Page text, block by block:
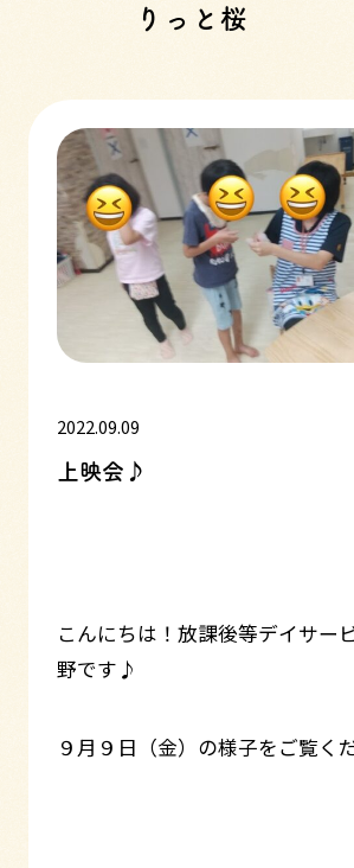
2022.09.09
上映会♪
こんにちは！放課後等デイサー
野です♪
９月９日（金）の様子をご覧
りっと桜